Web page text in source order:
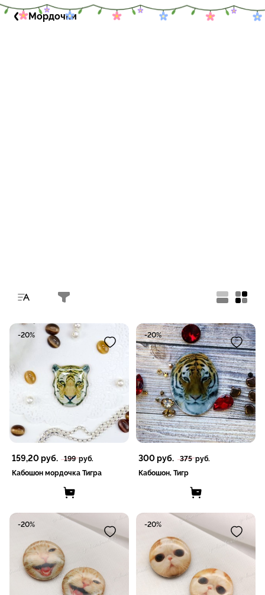
Мордочки
159,20руб. 199руб.
Кабошон мордочка Тигра
-20%
300руб. 375руб.
Кабошон, Тигр
-20%
-20% -20%